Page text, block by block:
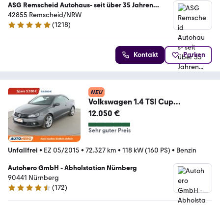
ASG Remscheid Autohaus- seit über 35 Jahren...
42855 Remscheid/NRW
4.8 Sterne
(1218)
Kontakt Parken
NEU
Volkswagen 1.4 TSI Cup
*NAV*XENON*TEMP*PDC*SHZ*AL
U*KLIMA*
12.050 €
Sehr guter Preis
Unfallfrei • EZ 05/2015 • 72.327 km • 118 kW (160 PS) • Benzin
Autohero GmbH - Abholstation Nürnberg
90441 Nürnberg
4.5 Sterne
(172)